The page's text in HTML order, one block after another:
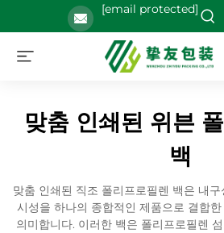
[email protected]
맞춤 인쇄된 위븐
백
맞춤 인쇄된 직조 폴리프로필렌 백은 내
시성을 하나의 종합적인 제품으로 결합
의미합니다. 이러한 백은 폴리프로필렌